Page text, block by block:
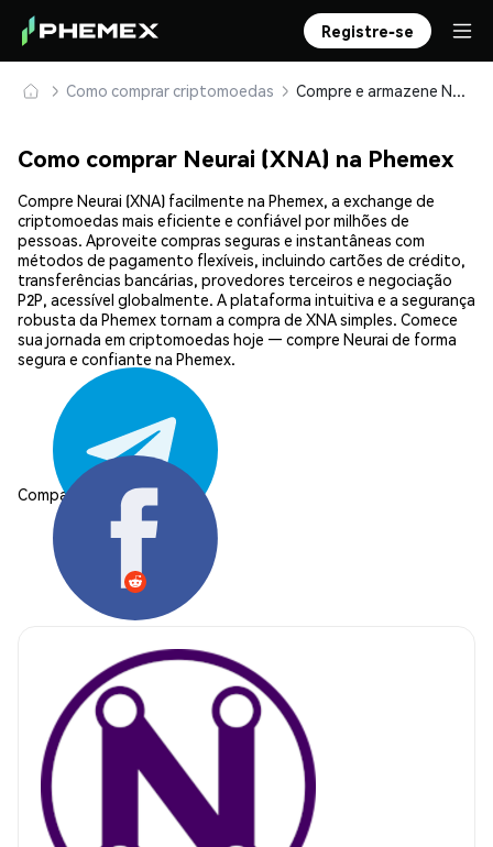
Registre-se
Como comprar criptomoedas Compre e armazene Neurai (XNA) com segurança
Como comprar Neurai (XNA) na Phemex
Compre Neurai (XNA) facilmente na Phemex, a exchange de
criptomoedas mais eficiente e confiável por milhões de
pessoas. Aproveite compras seguras e instantâneas com
métodos de pagamento flexíveis, incluindo cartões de crédito,
transferências bancárias, provedores terceiros e negociação
P2P, acessível globalmente. A plataforma intuitiva e a segurança
robusta da Phemex tornam a compra de XNA simples. Comece
sua jornada em criptomoedas hoje — compre Neurai de forma
segura e confiante na Phemex.
Compartilhar: